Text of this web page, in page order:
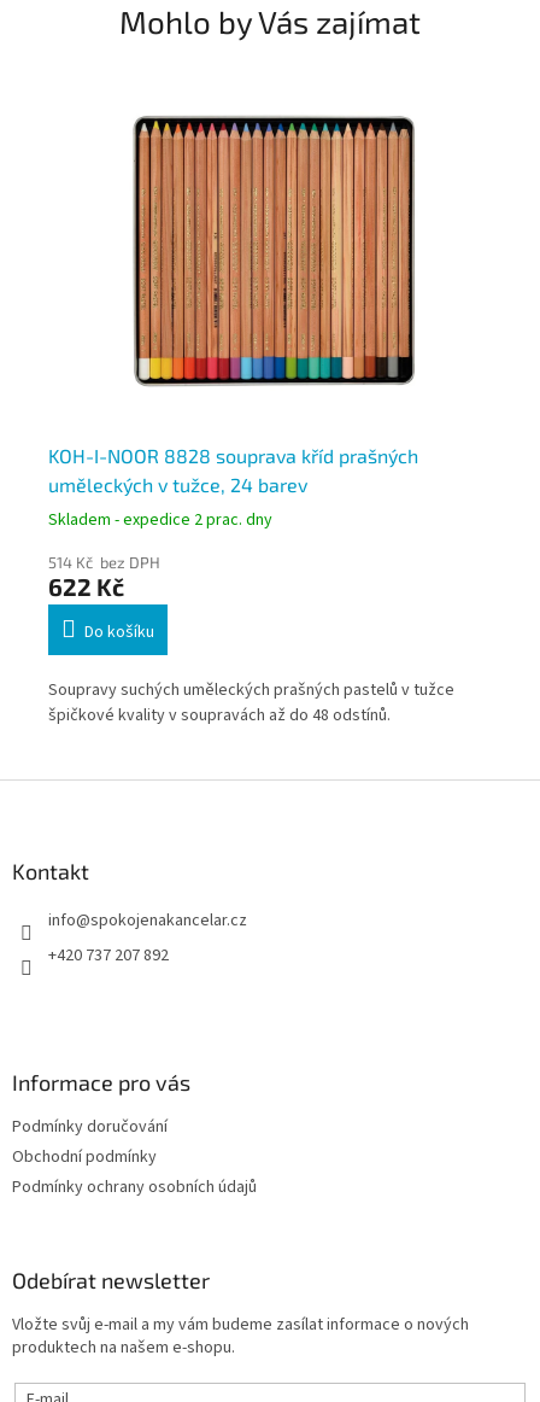
Mohlo by Vás zajímat
KOH-I-NOOR 8828 souprava kříd prašných
uměleckých v tužce, 24 barev
Skladem - expedice 2 prac. dny
514 Kč bez DPH
622 Kč
Do košíku
Soupravy suchých uměleckých prašných pastelů v tužce
špičkové kvality v soupravách až do 48 odstínů.
Kontakt
info@spokojenakancelar.cz
+420 737 207 892
Informace pro vás
Podmínky doručování
Obchodní podmínky
Podmínky ochrany osobních údajů
Odebírat newsletter
Vložte svůj e-mail a my vám budeme zasílat informace o nových
produktech na našem e-shopu.